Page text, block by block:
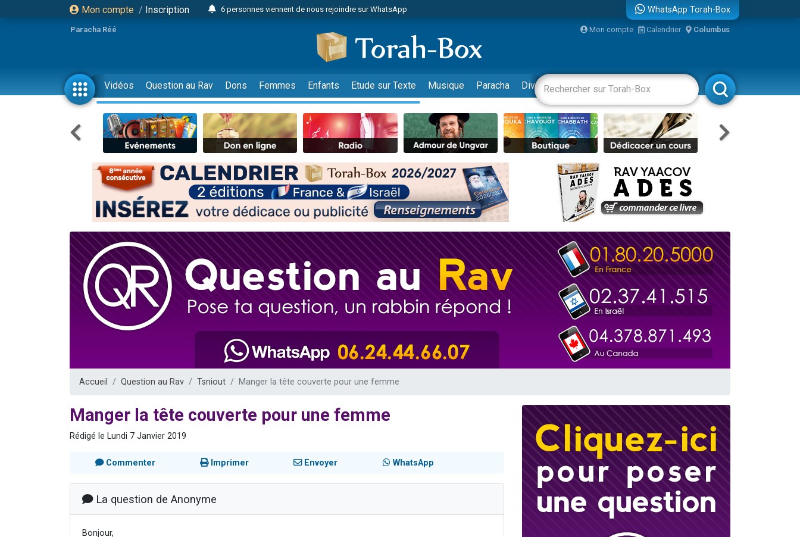
Mon compte / Inscription
6 personnes viennent de nous rejoindre sur WhatsApp
2 personnes viennent de faire un don pour 1 Journée de Vacances Pour les Enfants
17 personnes viennent de demander une bénédiction
4 personnes viennent de nous rejoindre sur WhatsApp
Il reste 49 places pour étudier en groupe sur Zoom
23 personnes viennent de faire un don pour Diane, 80 ans, dans un appartement insalubre
Eva vient de donner son Maasser
4 personnes viennent de nous rejoindre sur WhatsApp
3 personnes viennent de nous rejoindre sur WhatsApp
3 personnes viennent de faire un don pour 5 jours de vacances aux Orphelins
Odaya vient de donner son Maasser
13 personnes viennent de demander une bénédiction
2 personnes viennent de nous rejoindre sur WhatsApp
30 personnes viennent de faire un don pour Sauvez la jambe de Yohan
Il reste 49 places pour étudier en groupe sur Zoom
3 personnes viennent de nous rejoindre sur WhatsApp
2 personnes viennent de nous rejoindre sur WhatsApp
2 personnes viennent de nous rejoindre sur WhatsApp
WhatsApp Torah-Box
Paracha Réé Mon compte Calendrier Columbus
Vidéos Question au Rav Dons Femmes Enfants Etude sur Texte Musique Paracha Divertissements Livres Rabbanim
Accueil Question au Rav Tsniout Manger la tête couverte pour une femme
Manger la tête couverte pour une femme
Rédigé le Lundi 7 Janvier 2019
Commenter Imprimer Envoyer WhatsApp
La question de Anonyme
Bonjour,